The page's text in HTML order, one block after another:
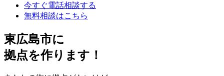
今すぐ電話相談する
無料相談はこちら
東広島市に
拠点を作ります！